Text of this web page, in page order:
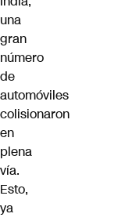
una
gran
número
de
automóviles
colisionaron
en
plena
vía.
Esto,
ya